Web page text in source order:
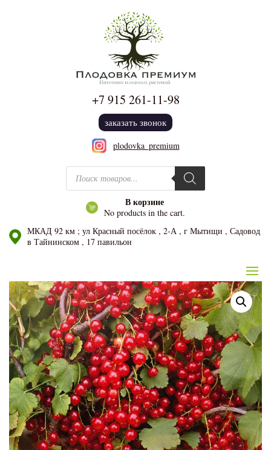
+7 915 261-11-98
заказать звонок
plodovka_premium
Поиск товаров
В корзине
No products in the cart.
МКАД 92 км ; ул Красный посёлок , 2-А , г Мытищи , Садовод
в Тайнинском , 17 павильон